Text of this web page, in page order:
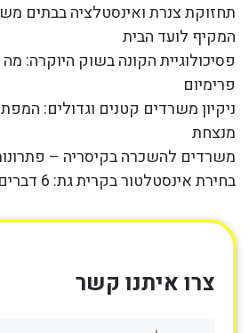
תחזוקת צנרת ואינסטלציה בבתים
המקיף לועד הבית
פסיכולוגיית הקונה בשוק היוקרה: מה
פרימיום
ניקיון משרדים קטנים וגדולים:
מנצחת
משרדים להשכרה בקיסריה –
בחירת אינסטלטור בקרית גת: 6 דברים שלא כדאי לפספס
צרו איתנו קשר